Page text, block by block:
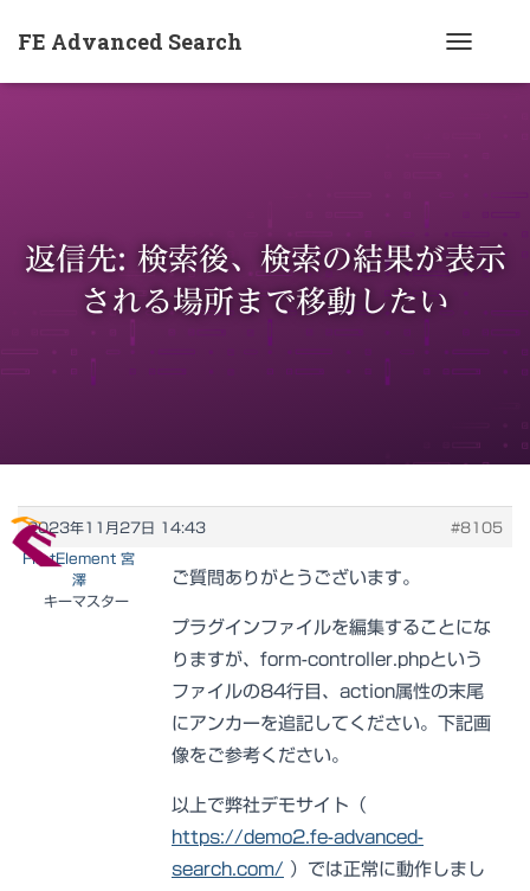
FE Advanced Search
ン
返信先: 検索後、検索の結果が表示
される場所まで移動したい
2023年11月27日 14:43 #8105
FirstElement 宮
澤
キーマスター
ご質問ありがとうございます。
プラグインファイルを編集することにな
りますが、form-controller.phpという
ファイルの84行目、action属性の末尾
にアンカーを追記してください。下記画
像をご参考ください。
以上で弊社デモサイト（
https://demo2.fe-advanced-
search.com/ ）では正常に動作しまし